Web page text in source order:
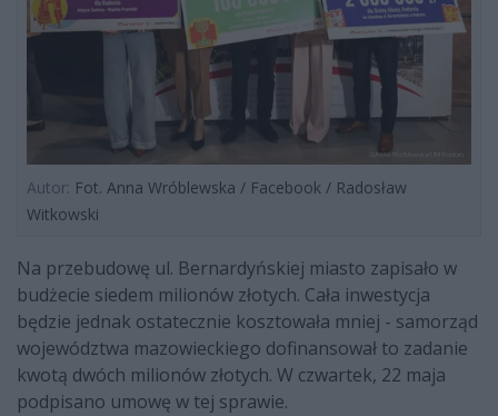
Autor: Fot. Anna Wróblewska / Facebook / Radosław
Witkowski
Na przebudowę ul. Bernardyńskiej miasto zapisało w
budżecie siedem milionów złotych. Cała inwestycja
będzie jednak ostatecznie kosztowała mniej - samorząd
województwa mazowieckiego dofinansował to zadanie
kwotą dwóch milionów złotych. W czwartek, 22 maja
podpisano umowę w tej sprawie.